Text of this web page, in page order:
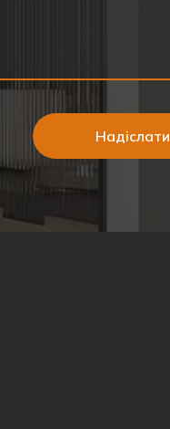
Надіслати